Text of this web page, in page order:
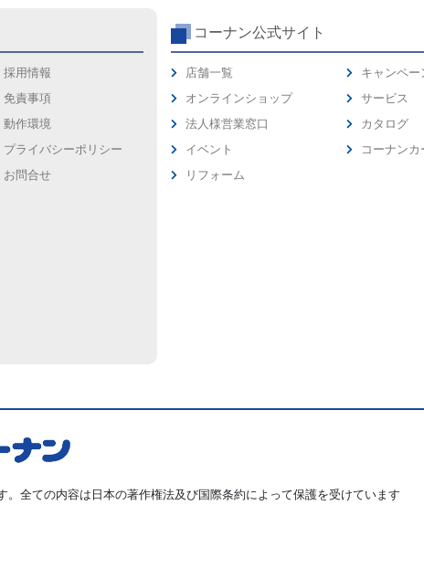
採用情報
免責事項
動作環境
プライバシーポリシー
お問合せ
コーナン公式サイト
店舗一覧
オンラインショップ
法人様営業窓口
イベント
リフォーム
キャンペー
サービス
カタログ
コーナンカ
全ての内容は日本の著作権法及び国際条約によって保護を受けています